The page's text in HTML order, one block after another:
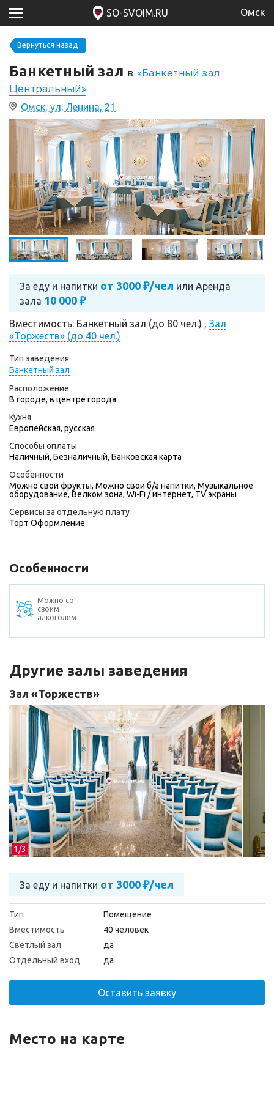
SO-SVOIM.RU Омск
Вернуться назад
Банкетный зал в «Банкетный зал
Центральный»
Омск, ул. Ленина, 21
За еду и напитки от 3000 ₽/чел или Аренда
зала 10 000 ₽
Вместимость: Банкетный зал (до 80 чел.) , Зал
«Торжеств» (до 40 чел.)
Тип заведения
Банкетный зал
Расположение
В городе, в центре города
Кухня
Европейская, русская
Способы оплаты
Наличный, Безналичный, Банковская карта
Особенности
Можно свои фрукты, Можно свои б/а напитки, Музыкальное
оборудование, Велком зона, Wi-Fi / интернет, TV экраны
Сервисы за отдельную плату
Торт Оформление
Особенности
Можно со
своим
алкоголем
Другие залы заведения
1/3
Зал «Торжеств»
За еду и напитки от 3000 ₽/чел
Тип
Помещение
Вместимость
40 человек
Светлый зал
да
Отдельный вход
да
Оставить заявку
Место на карте